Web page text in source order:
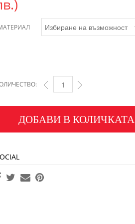
ДОБАВИ В КОЛИЧКАТА